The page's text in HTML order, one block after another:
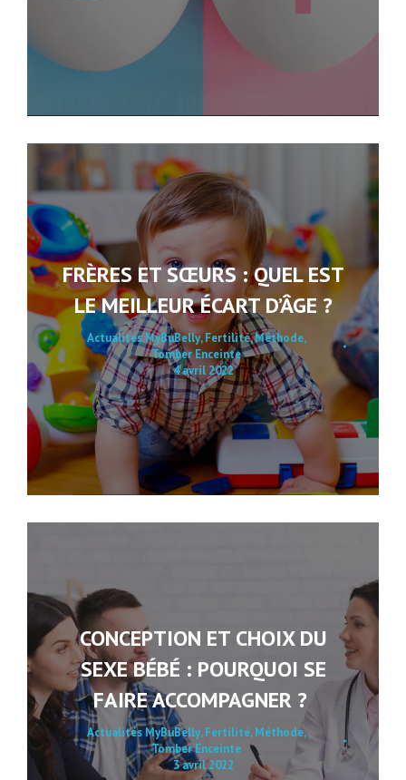
FRÈRES ET SŒURS : QUEL EST
LE MEILLEUR ÉCART D’ÂGE ?
Actualités MyBuBelly,Fertilité,Méthode,
Tomber Enceinte
4 avril 2022
CONCEPTION ET CHOIX DU
SEXE BÉBÉ : POURQUOI SE
FAIRE ACCOMPAGNER ?
Actualités MyBuBelly,Fertilité,Méthode,
Tomber Enceinte
3 avril 2022